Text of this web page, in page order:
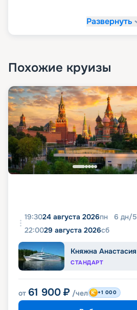
Развернуть
Похожие круизы
19:3024 августа 2026пн 6 дн/5
22:0029 августа 2026сб
Княжна Анастасия
СТАНДАРТ
от 61 900 ₽ /чел +1 000